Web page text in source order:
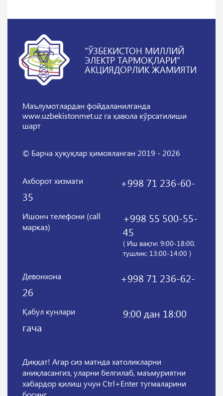
"ЎЗБЕКИСТОН МИЛЛИЙ
ЭЛЕКТР ТАРМОҚЛАРИ"
АКЦИЯДОРЛИК ЖАМИЯТИ
Маълумотлардан фойдаланилганда
www.uzbekistonmet.uz га ҳавола кўрсатилиши
шарт
© Барча ҳуқуқлар ҳимояланган 2019 - 2026
Ахборот хизмати
+998 71 236-60-
35
Ишонч телефони (call
марказ)
+998 55 500-55-
45
( Иш вақти: 9:00-18:00,
тушлик: 13:00-14:00 )
Девонхона
+998 71 236-62-
26
Қабул кунлари
9:00 дан 18:00
гача
Диққат! Агар сиз матнда хатоликларни
аниқласангиз, уларни белгилаб, маъмуриятни
хабардор қилиш учун Ctrl+Enter тугмаларини